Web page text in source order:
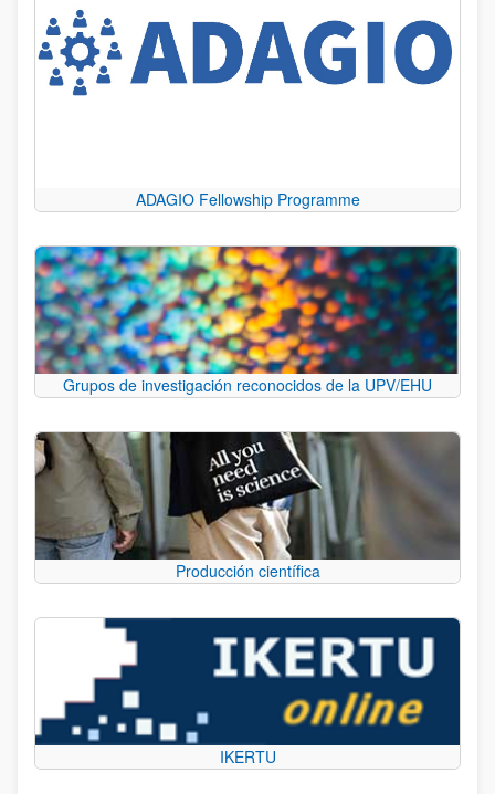
ADAGIO Fellowship Programme
Grupos de investigación reconocidos de la UPV/EHU
Producción científica
IKERTU